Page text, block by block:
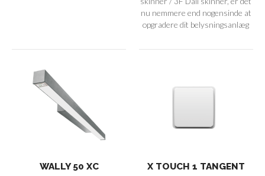
nu nemmere end nogensinde at
opgradere dit belysningsanlæg
WALLY 50 XC X TOUCH 1 TANGENT